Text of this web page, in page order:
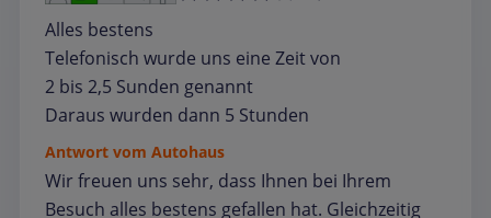
Alles bestens
Telefonisch wurde uns eine Zeit von
2 bis 2,5 Sunden genannt
Daraus wurden dann 5 Stunden
Antwort vom Autohaus
Wir freuen uns sehr, dass Ihnen bei Ihrem
Besuch alles bestens gefallen hat. Gleichzeitig